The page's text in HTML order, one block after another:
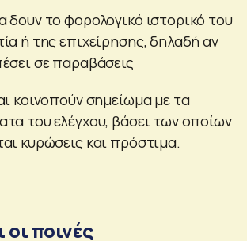
το φορολογικό ιστορικό του
ή της επιχείρησης, δηλαδή αν
σε παραβάσεις
κοινοπούν σημείωμα με τα
του ελέγχου, βάσει των οποίων
κυρώσεις και πρόστιμα.
οι ποινές